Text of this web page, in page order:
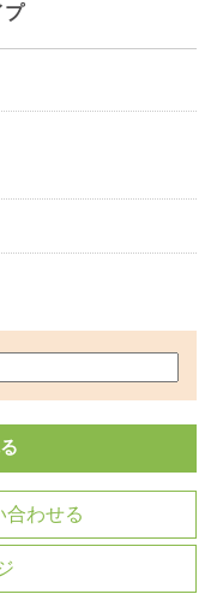
プ
合わせる